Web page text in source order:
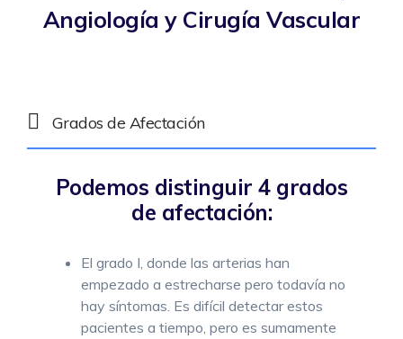
Angiología y Cirugía Vascular
Grados de Afectación
Podemos distinguir 4 grados
de afectación:
El grado I, donde las arterias han
empezado a estrecharse pero todavía no
hay síntomas. Es difícil detectar estos
pacientes a tiempo, pero es sumamente